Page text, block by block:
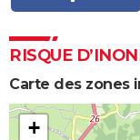
Bricolage
Lifestyle
Culture
Sport
Auto
Television
Voyage
Cinema
RISQUE
Carte des zones
+